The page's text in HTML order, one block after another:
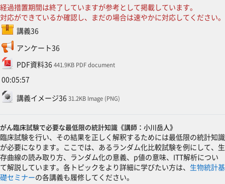
経過措置期間は終了していますが参考として掲載しています。
対応ができているか確認し、まだの場合は速やかに対応してください。
講義36
SCORMパッケージ
アンケート36フィードバック
PDF資料36
ファイル441.9KB PDF document
00:05:57
講義イメージ36
ファイル31.2KB Image (PNG)
がん臨床試験で必要な最低限の統計知識《講師：小川岳人》
臨床試験を行い、その結果を正しく解釈するためには最低限の統計知識
が必要になります。ここでは、あるランダム化比較試験を例にして、生
存曲線の読み取り方、ランダム化の意義、p値の意味、ITT解析につい
て解説しています。各トピックをより詳細に学びたい方は、 生物統計基
礎セミナーの各講義も履修してください。